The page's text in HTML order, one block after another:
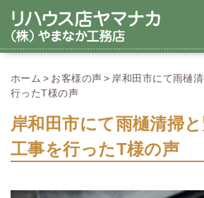
ホーム お客様の声
岸和田市にて雨樋
行ったT様の声
岸和田市にて雨樋清掃
工事を行ったT様の声